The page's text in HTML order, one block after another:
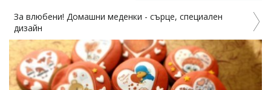
За влюбени! Домашни меденки - сърце, специален
дизайн